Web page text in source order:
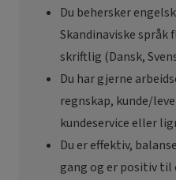
Du behersker
Skandinaviske
skriftlig (Dansk,
Du har gjerne
regnskap, kunde/
kundeservice eller
Du er effektiv,
gang og er positiv til